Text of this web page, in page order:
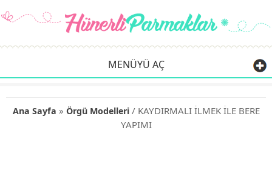
MENÜYÜ AÇ
Ana Sayfa » Örgü Modelleri/ KAYDIRMALI İLMEK İLE BERE
YAPIMI